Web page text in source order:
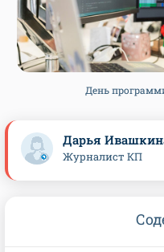
День
Дарья
Журналист КП